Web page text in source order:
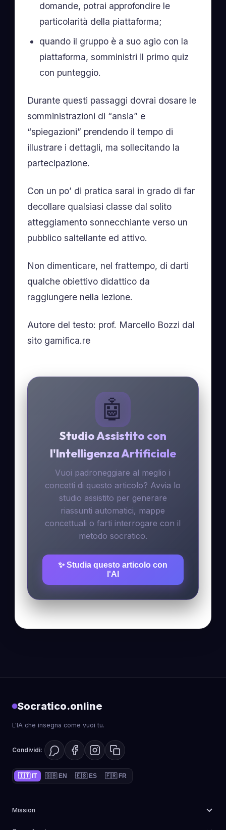
domande, potrai approfondire le
particolarità della piattaforma;
quando il gruppo è a suo agio con la
piattaforma, somministri il primo quiz
con punteggio.
Durante questi passaggi dovrai dosare le
somministrazioni di “ansia” e
“spiegazioni” prendendo il tempo di
illustrare i dettagli, ma sollecitando la
partecipazione.
Con un po’ di pratica sarai in grado di far
decollare qualsiasi classe dal solito
atteggiamento sonnecchiante verso un
pubblico saltellante ed attivo.
Non dimenticare, nel frattempo, di darti
qualche obiettivo didattico da
raggiungere nella lezione.
Autore del testo: prof. Marcello Bozzi dal
sito gamifica.re
🤖
Studio Assistito con
l'Intelligenza Artificiale
Vuoi padroneggiare al meglio i
concetti di questo articolo? Avvia lo
studio assistito per generare
riassunti automatici, mappe
concettuali o farti interrogare con il
metodo socratico.
✨ Studia questo articolo con
l'AI
Socratico.online
L'IA che insegna come vuoi tu.
Condividi:
🇮🇹 IT 🇬🇧 EN 🇪🇸 ES 🇫🇷 FR
Mission